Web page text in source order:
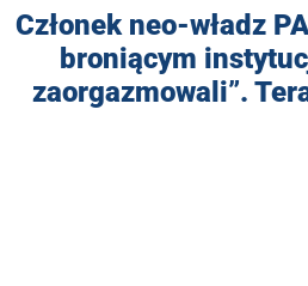
Członek neo-władz
broniącym
zaorgazmowali”.